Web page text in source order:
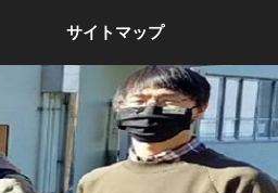
サイトマップ